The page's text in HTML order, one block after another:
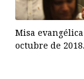
Misa
octubre de